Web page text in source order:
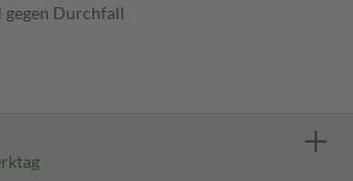
Durchfall